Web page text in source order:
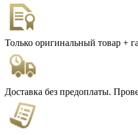
Только оригинальный товар +
Доставка без предоплаты.